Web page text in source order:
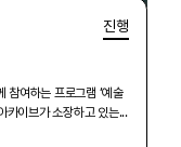
진행
참여하는 프로그램 ‘예술
카이브가 소장하고 있는...